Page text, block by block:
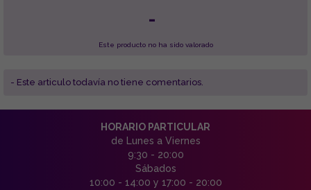
-
Este producto no ha sido valorado
- Este articulo todavía no tiene comentarios.
HORARIO PARTICULAR
de Lunes a Viernes
9:30 - 20:00
Sábados
10:00 - 14:00 y 17:00 - 20:00